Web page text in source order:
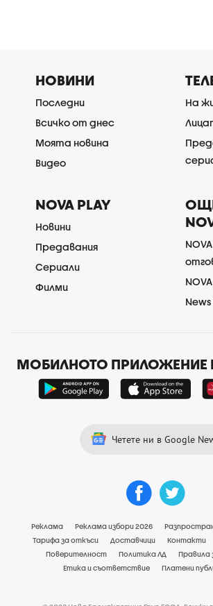
НОВИНИ
Последни
Всичко от днес
Моята новина
Видео
На
NOVA PLAY
Новини
Предавания
Сериали
Филми
NOVA
News
МОБИЛНОТО ПРИЛОЖЕНИЕ
Четете ни в Google
Реклама Реклама избори 2026
Тарифа за откъси
Доставчици Контакти
Поверителност
Политика ЛД
Правила
Етика и съответствие
Платени